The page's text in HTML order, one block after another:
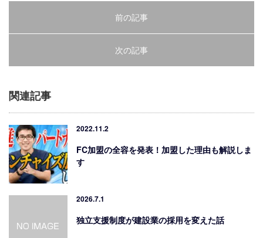
前の記事
次の記事
関連記事
2022.11.2
FC加盟の全容を発表！加盟した理由も解説しま
す
2026.7.1
独立支援制度が建設業の採用を変えた話